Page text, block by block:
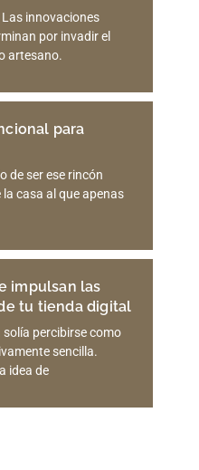
innovaciones
por invadir el
artesano.
para
de ser ese rincón
casa al que apenas
impulsan las
tu tienda digital
percibirse como
sencilla.
idea de